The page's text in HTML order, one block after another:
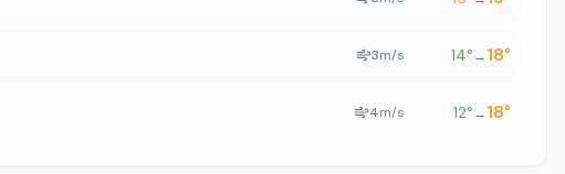
3m/s 14°→18°
4m/s 12°→18°